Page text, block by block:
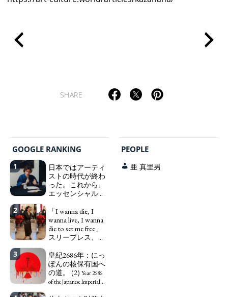
SHARE
GOOGLE RANKING
1
日本ではアーティ
ストの時代が終わ
った。これから、
エッセンシャルワ
ワーカー、ソーシ
ャルワーカーと同
じ、アートワーカ
ーになる。We have
word "artist" into the
word "Art Worker"
(similar to "Essential
Worker", "Sex Worker" or
2
「I wanna die, I
wanna live, I wanna
die to set me free」
スリープレス、セ
で、自己憐憫に浸
る日本人女性サナ
エ：道標としての
破壊。"I wanna die, I
3
皇紀2686年：にっ
ぽんの核保有国へ
の道。 (2) Year 2686
of the Japanese Imperial
PEOPLE
亜 真里男